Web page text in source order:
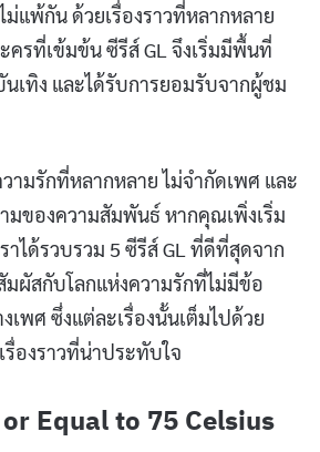
ม่แพ้กัน ด้วยเรื่องราวที่หลากหลาย
ครที่เข้มข้น ซีรีส์ GL จึงเริ่มมีพื้นที่
นเทิง และได้รับการยอมรับจากผู้ชม
ามรักที่หลากหลาย ไม่จำกัดเพศ และ
มของความสัมพันธ์ หากคุณเพิ่งเริ่ม
าได้รวบรวม 5 ซีรีส์ GL ที่ดีที่สุดจาก
มผัสกับโลกแห่งความรักที่ไม่มีข้อ
เพศ ซึ่งแต่ละเรื่องนั้นเต็มไปด้วย
องราวที่น่าประทับใจ
Equal to 75 Celsius